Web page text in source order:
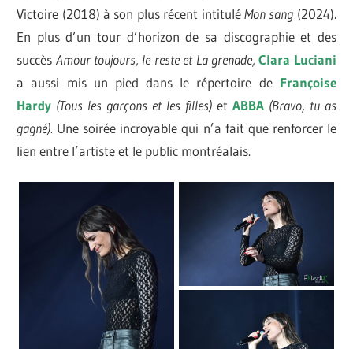
Victoire (2018) à son plus récent intituléMon sang (2024).
En plus d’un tour d’horizon de sa discographie et des
succès Amour toujours, le reste et La grenade, Clara Luciani
a aussi mis un pied dans le répertoire de Françoise
Hardy (Tous les garçons et les filles) et ABBA(Bravo, tu as
gagné). Une soirée incroyable qui n’a fait que renforcer le
lien entre l’artiste et le public montréalais.